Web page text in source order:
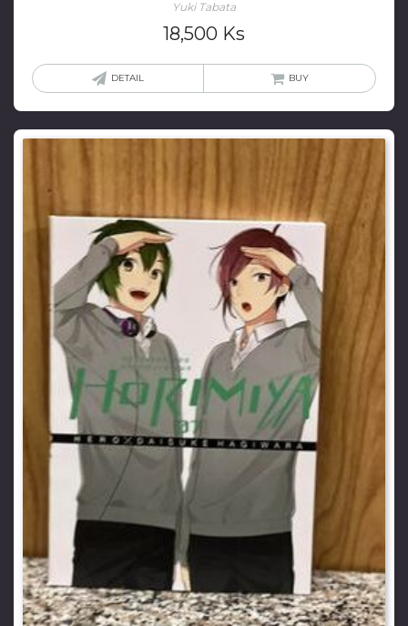
Yuki Tabata
18,500 Ks
DETAIL BUY